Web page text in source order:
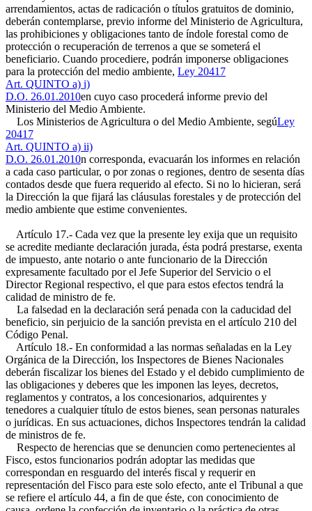
arrendamientos, actas de radicación o títulos gratuitos de dominio,
deberán contemplarse, previo informe del Ministerio de Agricultura,
las prohibiciones y obligaciones tanto de índole forestal como de
protección o recuperación de terrenos a que se someterá el
beneficiario. Cuando procediere, podrán imponerse obligaciones
para la protección del medio ambiente, Ley 20417
Art. QUINTO a) i)
D.O. 26.01.2010en cuyo caso procederá informe previo del
Ministerio del Medio Ambiente.
Los Ministerios de Agricultura o del Medio Ambiente, segúLey
20417
Art. QUINTO a) ii)
D.O. 26.01.2010n corresponda, evacuarán los informes en relación
a cada caso particular, o por zonas o regiones, dentro de sesenta días
contados desde que fuera requerido al efecto. Si no lo hicieran, será
la Dirección la que fijará las cláusulas forestales y de protección del
medio ambiente que estime convenientes.
Artículo 17.- Cada vez que la presente ley exija que un requisito
se acredite mediante declaración jurada, ésta podrá prestarse, exenta
de impuesto, ante notario o ante funcionario de la Dirección
expresamente facultado por el Jefe Superior del Servicio o el
Director Regional respectivo, el que para estos efectos tendrá la
calidad de ministro de fe.
La falsedad en la declaración será penada con la caducidad del
beneficio, sin perjuicio de la sanción prevista en el artículo 210 del
Código Penal.
Artículo 18.- En conformidad a las normas señaladas en la Ley
Orgánica de la Dirección, los Inspectores de Bienes Nacionales
deberán fiscalizar los bienes del Estado y el debido cumplimiento de
las obligaciones y deberes que les imponen las leyes, decretos,
reglamentos y contratos, a los concesionarios, adquirentes y
tenedores a cualquier título de estos bienes, sean personas naturales
o jurídicas. En sus actuaciones, dichos Inspectores tendrán la calidad
de ministros de fe.
Respecto de herencias que se denuncien como pertenecientes al
Fisco, estos funcionarios podrán adoptar las medidas que
correspondan en resguardo del interés fiscal y requerir en
representación del Fisco para este solo efecto, ante el Tribunal a que
se refiere el artículo 44, a fin de que éste, con conocimiento de